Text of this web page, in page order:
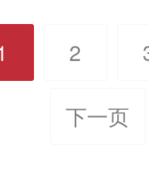
农牧民参与
目前，已发
正让沙区群
场全面落实
护APP与高
搭建“人防+
护体系，对
续加大野生
群众保护意
部门救助野
，草种子7个
100%。针对
规范、作业
已现场下达
午，林西县
转来求助信
人员立即赶
2
下一页